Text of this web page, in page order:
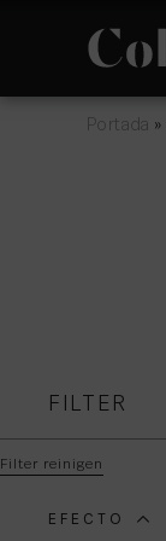
Portada »
FILTER
Filter reinigen
EFECTO